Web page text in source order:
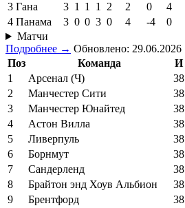
3 Гана 3 1 1 1 2 2 0
4
4 Панама 3 0 0 3 0 4 -4
0
Матчи
Подробнее → Обновлено: 29.06.2026
Поз
Команда И
1
Арсенал (Ч) 38
2
Манчестер Сити 38
3
Манчестер Юнайтед 38
4
Астон Вилла 38
5
Ливерпуль 38
6
Борнмут 38
7
Сандерленд 38
8
Брайтон энд Хоув Альбион 38
9
Брентфорд 38